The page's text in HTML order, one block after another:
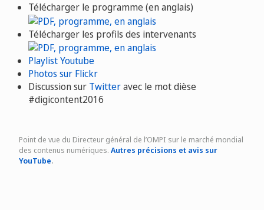
Télécharger le programme (en anglais)
Télécharger les profils des intervenants
Playlist Youtube
Photos sur Flickr
Discussion sur Twitteravec le mot dièse
#digicontent2016
Point de vue du Directeur général de l’OMPI sur le marché mondial
des contenus numériques. Autres précisions et avis sur
YouTube.